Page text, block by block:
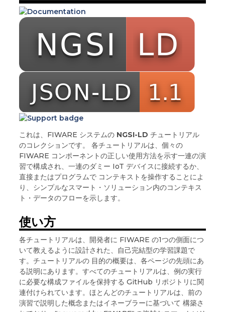
これは、FIWARE システムの NGSI-LD チュートリアル
のコレクションです。 各チュートリアルは、個々の
FIWARE コンポーネントの正しい使用方法を示す一連の演
習で構成され、一連のダミー IoT デバイスに接続するか、
直接またはプログラムで コンテキストを操作することによ
り、シンプルなスマート・ソリューション内のコンテキス
ト・データのフローを示します。
使い方
各チュートリアルは、開発者に FIWARE の1つの側面につ
いて教えるように設計された、自己完結型の学習課題で
す。チュートリアルの 目的の概要は、各ページの先頭にあ
る説明にあります。すべてのチュートリアルは、例の実行
に必要な構成ファイルを保持する GitHub リポジトリに関
連付けられています。ほとんどのチュートリアルは、前の
演習で説明した概念またはイネーブラーに基づいて 構築さ